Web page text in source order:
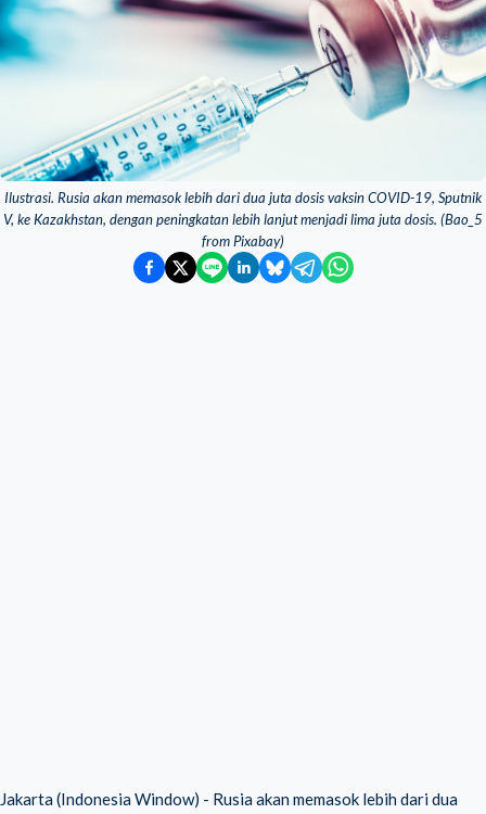
Ilustrasi. Rusia akan memasok lebih dari dua juta dosis vaksin COVID-19, Sputnik
V, ke Kazakhstan, dengan peningkatan lebih lanjut menjadi lima juta dosis. (Bao_5
from Pixabay)
Jakarta (Indonesia Window) - Rusia akan memasok lebih dari dua